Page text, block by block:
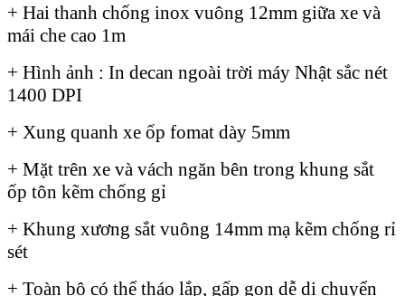
+ Hai thanh chống inox vuông 12mm giữa xe và
mái che cao 1m
+ Hình ảnh : In decan ngoài trời máy Nhật sắc nét
1400 DPI
+ Xung quanh xe ốp fomat dày 5mm
+ Mặt trên xe và vách ngăn bên trong khung sắt
ốp tôn kẽm chống gỉ
+ Khung xương sắt vuông 14mm mạ kẽm chống rỉ
sét
+ Toàn bộ có thể tháo lắp, gấp gọn dễ di chuyển